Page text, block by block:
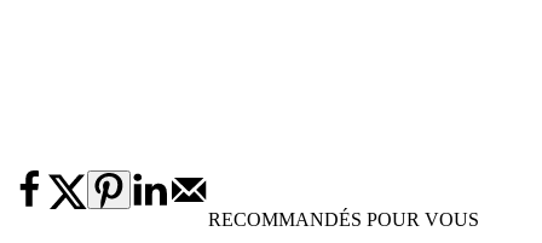
RECOMMANDÉS POUR VOUS